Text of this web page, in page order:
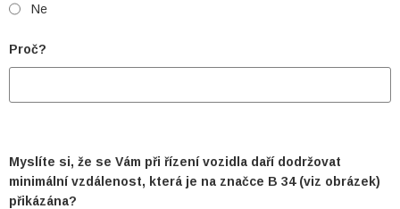
Ne
Proč?
Myslíte si, že se Vám při řízení vozidla daří dodržovat
minimální vzdálenost, která je na značce B 34 (viz obrázek)
přikázána?